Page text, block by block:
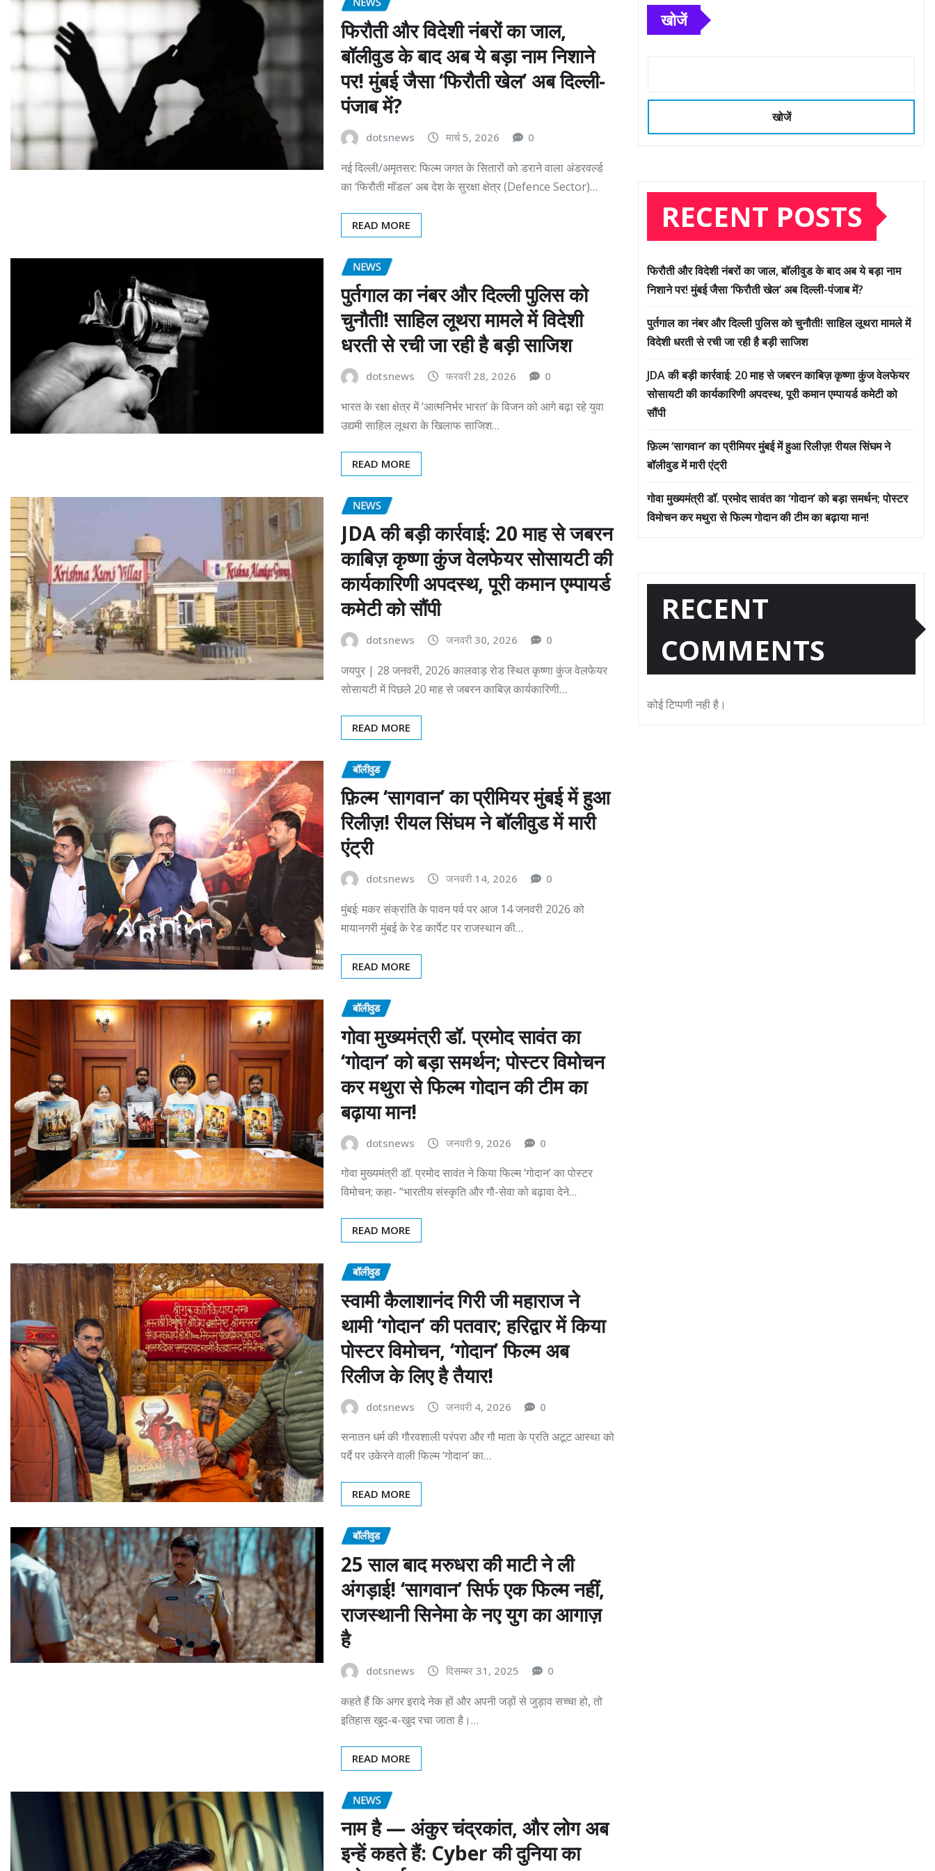
फिरौती और विदेशी नंबरों का जाल,
बॉलीवुड के बाद अब ये बड़ा नाम निशाने
पर! मुंबई जैसा ‘फिरौती खेल’ अब दिल्ली-
पंजाब में?
dotsnews मार्च 5, 2026 0
नई दिल्ली/अमृतसर: फिल्म जगत के सितारों को डराने वाला अंडरवर्ल्ड
का ‘फिरौती मॉडल’ अब देश के सुरक्षा क्षेत्र (Defence Sector)…
READ MORE
NEWS
पुर्तगाल का नंबर और दिल्ली पुलिस को
चुनौती! साहिल लूथरा मामले में विदेशी
धरती से रची जा रही है बड़ी साजिश
dotsnews फरवरी 28, 2026 0
भारत के रक्षा क्षेत्र में ‘आत्मनिर्भर भारत’ के विजन को आगे बढ़ा रहे युवा
उद्यमी साहिल लूथरा के खिलाफ साजिश…
READ MORE
NEWS
JDA की बड़ी कार्रवाई: 20 माह से जबरन
काबिज़ कृष्णा कुंज वेलफेयर सोसायटी की
कार्यकारिणी अपदस्थ, पूरी कमान एम्पायर्ड
कमेटी को सौंपी
dotsnews जनवरी 30, 2026 0
जयपुर | 28 जनवरी, 2026 कालवाड़ रोड स्थित कृष्णा कुंज वेलफेयर
सोसायटी में पिछले 20 माह से जबरन काबिज़ कार्यकारिणी…
READ MORE
बॉलीवुड
फ़िल्म ‘सागवान’ का प्रीमियर मुंबई में हुआ
रिलीज़! रीयल सिंघम ने बॉलीवुड में मारी
एंट्री
dotsnews जनवरी 14, 2026 0
मुंबई: मकर संक्रांति के पावन पर्व पर आज 14 जनवरी 2026 को
मायानगरी मुंबई के रेड कार्पेट पर राजस्थान की…
READ MORE
बॉलीवुड
गोवा मुख्यमंत्री डॉ. प्रमोद सावंत का
‘गोदान’ को बड़ा समर्थन; पोस्टर विमोचन
कर मथुरा से फिल्म गोदान की टीम का
बढ़ाया मान!
dotsnews जनवरी 9, 2026 0
गोवा मुख्यमंत्री डॉ. प्रमोद सावंत ने किया फिल्म ‘गोदान’ का पोस्टर
विमोचन; कहा- “भारतीय संस्कृति और गौ-सेवा को बढ़ावा देने…
READ MORE
बॉलीवुड
स्वामी कैलाशानंद गिरी जी महाराज ने
थामी ‘गोदान’ की पतवार; हरिद्वार में किया
पोस्टर विमोचन, ‘गोदान’ फिल्म अब
रिलीज के लिए है तैयार!
dotsnews जनवरी 4, 2026 0
सनातन धर्म की गौरवशाली परंपरा और गौ माता के प्रति अटूट आस्था को
पर्दे पर उकेरने वाली फिल्म ‘गोदान’ का…
READ MORE
बॉलीवुड
25 साल बाद मरुधरा की माटी ने ली
अंगड़ाई! ‘सागवान’ सिर्फ एक फिल्म नहीं,
राजस्थानी सिनेमा के नए युग का आगाज़
है
dotsnews दिसम्बर 31, 2025 0
कहते हैं कि अगर इरादे नेक हों और अपनी जड़ों से जुड़ाव सच्चा हो, तो
इतिहास खुद-ब-खुद रचा जाता है।…
READ MORE
NEWS
नाम है — अंकुर चंद्रकांत, और लोग अब
इन्हें कहते हैं: Cyber की दुनिया का
खोजें
खोजें
RECENT POSTS
फिरौती और विदेशी नंबरों का जाल, बॉलीवुड के बाद अब ये बड़ा नाम
निशाने पर! मुंबई जैसा ‘फिरौती खेल’ अब दिल्ली-पंजाब में?
पुर्तगाल का नंबर और दिल्ली पुलिस को चुनौती! साहिल लूथरा मामले में
विदेशी धरती से रची जा रही है बड़ी साजिश
JDA की बड़ी कार्रवाई: 20 माह से जबरन काबिज़ कृष्णा कुंज वेलफेयर
सोसायटी की कार्यकारिणी अपदस्थ, पूरी कमान एम्पायर्ड कमेटी को
सौंपी
फ़िल्म ‘सागवान’ का प्रीमियर मुंबई में हुआ रिलीज़! रीयल सिंघम ने
बॉलीवुड में मारी एंट्री
गोवा मुख्यमंत्री डॉ. प्रमोद सावंत का ‘गोदान’ को बड़ा समर्थन; पोस्टर
विमोचन कर मथुरा से फिल्म गोदान की टीम का बढ़ाया मान!
RECENT
COMMENTS
कोई टिप्पणी नही है।